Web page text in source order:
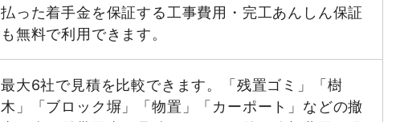
払った着手金を保証する工事費用・完工あんしん保証
も無料で利用できます。
最大6社で見積を比較できます。「残置ゴミ」「樹
木」「ブロック塀」「物置」「カーポート」などの撤